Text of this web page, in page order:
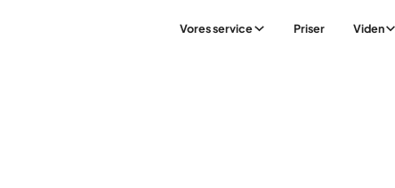
Vores service Priser Viden